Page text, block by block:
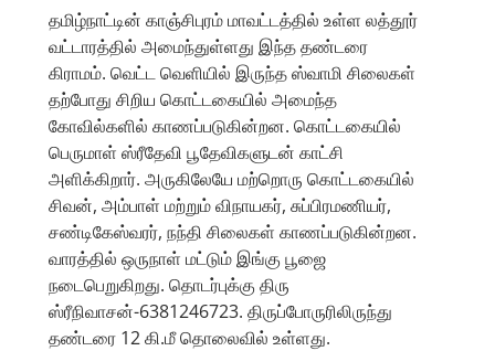
தமிழ்நாட்டின் காஞ்சிபுரம் மாவட்டத்தில் உள்ள லத்தூர்
வட்டாரத்தில் அமைந்துள்ளது இந்த தண்டரை
கிராமம். வெட்ட வெளியில் இருந்த ஸ்வாமி சிலைகள்
தற்போது சிறிய கொட்டகையில் அமைந்த
கோவில்களில் காணப்படுகின்றன. கொட்டகையில்
பெருமாள் ஸ்ரீதேவி பூதேவிகளுடன் காட்சி
அளிக்கிறார். அருகிலேயே மற்றொரு கொட்டகையில்
சிவன், அம்பாள் மற்றும் விநாயகர், சுப்பிரமணியர்,
சண்டிகேஸ்வரர், நந்தி சிலைகள் காணப்படுகின்றன.
வாரத்தில் ஒருநாள் மட்டும் இங்கு பூஜை
நடைபெறுகிறது. தொடர்புக்கு திரு
ஸ்ரீநிவாசன்-6381246723. திருப்போருரிலிருந்து
தண்டரை 12 கி.மீ தொலைவில் உள்ளது.